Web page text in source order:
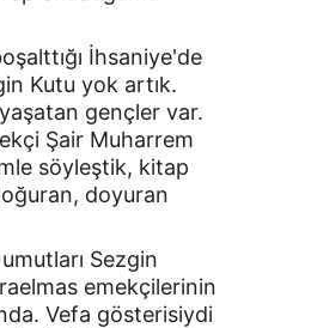
İhsaniye'de
Kutu yok artık.
gençler var.
Şair Muharrem
söyleştik, kitap
doyuran
Sezgin
emekçilerinin
Vefa gösterisiydi